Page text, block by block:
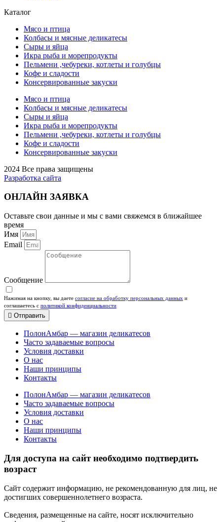
Каталог
Мясо и птица
Колбасы и мясные деликатесы
Сыры и яйца
Икра рыба и морепродукты
Пельмени ,чебуреки, котлеты и голубцы
Кофе и сладости
Консервированные закуски
Мясо и птица
Колбасы и мясные деликатесы
Сыры и яйца
Икра рыба и морепродукты
Пельмени ,чебуреки, котлеты и голубцы
Кофе и сладости
Консервированные закуски
2024 Все права защищены
Разработка сайта
ОНЛАЙН ЗАЯВКА
Оставьте свои данные и мы с вами свяжемся в ближайшее
время
Имя
Email
Сообщение
Нажимая на кнопку, вы даете согласие на обработку персональных данных и
соглашаетесь c политикой конфиденциальности
Отправить
ПолонАмбар — магазин деликатесов
Часто задаваемые вопросы
Условия доставки
О нас
Наши принципы
Контакты
ПолонАмбар — магазин деликатесов
Часто задаваемые вопросы
Условия доставки
О нас
Наши принципы
Контакты
Для доступа на сайт необходимо подтвердить
возраст
Сайт содержит информацию, не рекомендованную для лиц, не
достигших совершеннолетнего возраста.
Сведения, размещенные на сайте, носят исключительно